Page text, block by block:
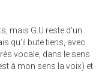
mais G.U reste d'un
qu'il bute tiens, avec
vocale, dans le sens
à mon sens la voix) et